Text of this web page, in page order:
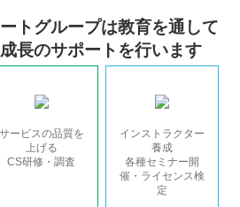
トグループは教育を通して
長のサポートを行います
サービスの品質を
上げる
CS研修・調査
インストラクター
養成
各種セミナー開
催・ライセンス検
定